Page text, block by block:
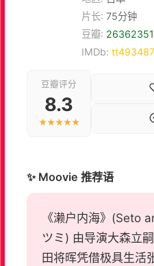
片长: 75分钟
豆瓣: 26362351
IMDb:
豆瓣评分
8.3
★★★★★
✨ Moovie 推荐语
《濑户内海》(Seto
ツミ) 由导演大森立
田将晖凭借极具生活